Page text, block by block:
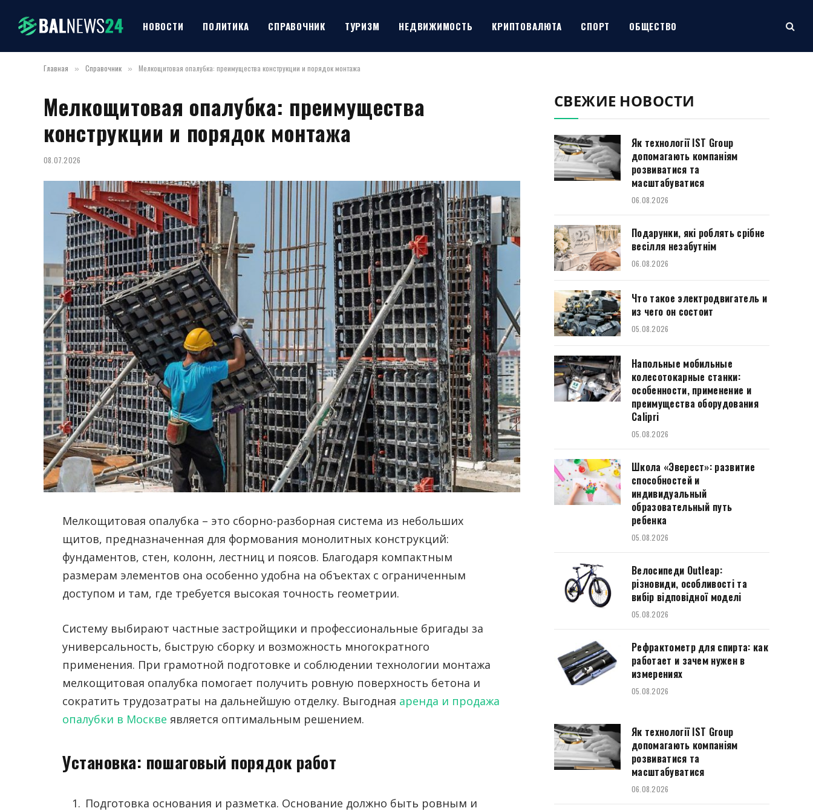
НОВОСТИ ПОЛИТИКА СПРАВОЧНИК ТУРИЗМ НЕДВИЖИМОСТЬ КРИПТОВАЛЮТА СПОРТ ОБЩЕСТВО
Главная » Справочник » Мелкощитовая опалубка: преимущества конструкции и порядок монтажа
Мелкощитовая опалубка: преимущества
конструкции и порядок монтажа
08.07.2026
Мелкощитовая опалубка – это сборно-разборная система из небольших
щитов, предназначенная для формования монолитных конструкций:
фундаментов, стен, колонн, лестниц и поясов. Благодаря компактным
размерам элементов она особенно удобна на объектах с ограниченным
доступом и там, где требуется высокая точность геометрии.
Систему выбирают частные застройщики и профессиональные бригады за
универсальность, быструю сборку и возможность многократного
применения. При грамотной подготовке и соблюдении технологии монтажа
мелкощитовая опалубка помогает получить ровную поверхность бетона и
сократить трудозатраты на дальнейшую отделку. Выгодная аренда и продажа
опалубки в Москве является оптимальным решением.
Установка: пошаговый порядок работ
Подготовка основания и разметка. Основание должно быть ровным и
СВЕЖИЕ НОВОСТИ
Як технології IST Group
допомагають компаніям
розвиватися та
масштабуватися
06.08.2026
Подарунки, які роблять срібне
весілля незабутнім
06.08.2026
Что такое электродвигатель и
из чего он состоит
05.08.2026
Напольные мобильные
колесотокарные станки:
особенности, применение и
преимущества оборудования
Calipri
05.08.2026
Школа «Эверест»: развитие
способностей и
индивидуальный
образовательный путь
ребенка
05.08.2026
Велосипеди Outleap:
різновиди, особливості та
вибір відповідної моделі
05.08.2026
Рефрактометр для спирта: как
работает и зачем нужен в
измерениях
05.08.2026
Як технології IST Group
допомагають компаніям
розвиватися та
масштабуватися
06.08.2026